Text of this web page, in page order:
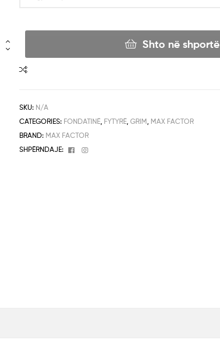
Shto në shportë
SKU: N/A
CATEGORIES: FONDATINË FYTYRË ,GRIM MAX FACTOR
BRAND: MAX FACTOR
SHPËRNDAJE:
Facebook
Instagram